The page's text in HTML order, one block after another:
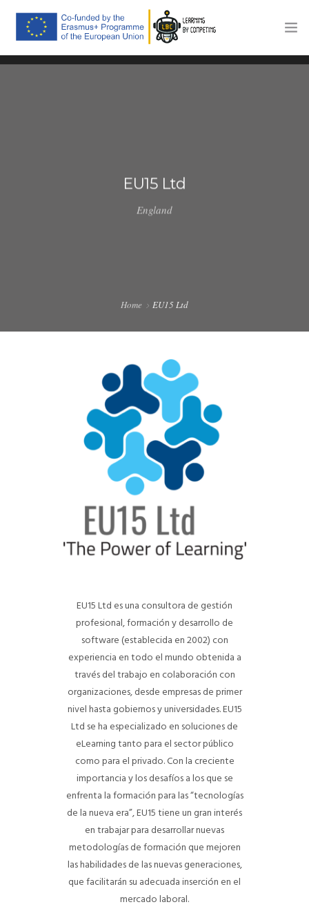
EU15 Ltd
England
Home EU15 Ltd
EU15 Ltd es una consultora de gestión
profesional, formación y desarrollo de
software (establecida en 2002) con
experiencia en todo el mundo obtenida a
través del trabajo en colaboración con
organizaciones, desde empresas de primer
nivel hasta gobiernos y universidades. EU15
Ltd se ha especializado en soluciones de
eLearning tanto para el sector público
como para el privado. Con la creciente
importancia y los desafíos a los que se
enfrenta la formación para las “tecnologías
de la nueva era”, EU15 tiene un gran interés
en trabajar para desarrollar nuevas
metodologías de formación que mejoren
las habilidades de las nuevas generaciones,
que facilitarán su adecuada inserción en el
mercado laboral.